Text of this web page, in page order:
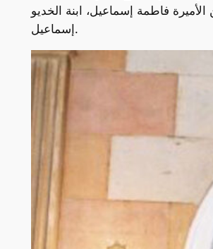
فاطمة إسماعيل، ابنة الخديو
إسماعيل.